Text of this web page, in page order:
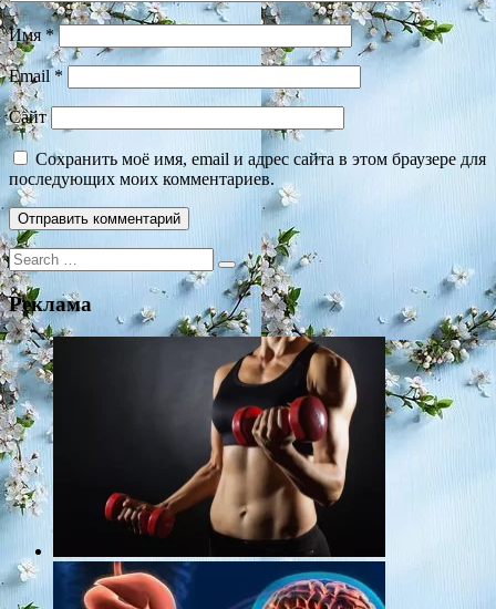
Имя*
Email *
Сайт
Сохранить моё имя, email и адрес сайта в этом браузере для
последующих моих комментариев.
Search
for:
Реклама